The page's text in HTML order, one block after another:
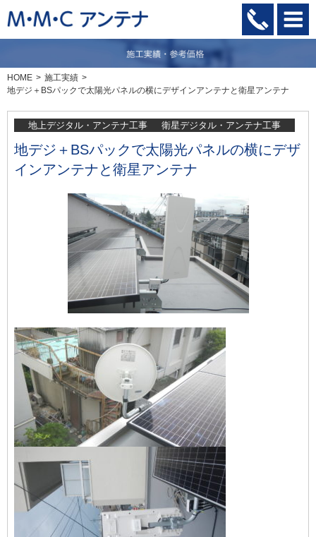
HOME
施工実績
地デジ＋BSパックで太陽光パネルの横にデザインアンテナと衛星アンテナ
地上デジタル・アンテナ工事 衛星デジタル・アンテナ工事
地デジ＋BSパックで太陽光パネルの横にデザ
インアンテナと衛星アンテナ